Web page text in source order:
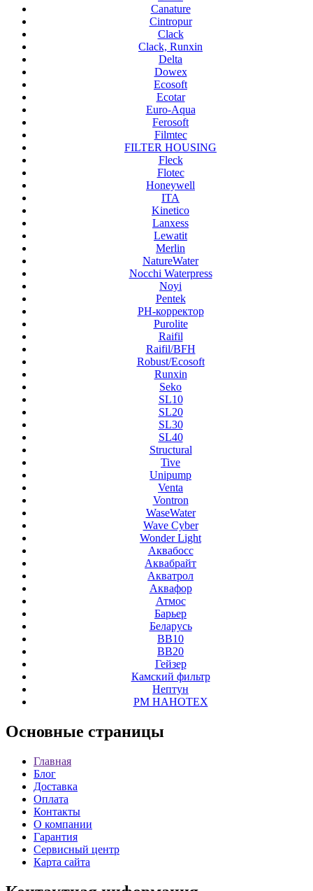
Canature
Cintropur
Clack
Clack, Runxin
Delta
Dowex
Ecosoft
Ecotar
Euro-Aqua
Ferosoft
Filmtec
FILTER HOUSING
Fleck
Flotec
Honeywell
ITA
Kinetico
Lanxess
Lewatit
Merlin
NatureWater
Nocchi Waterpress
Noyi
Pentek
PH-корректор
Purolite
Raifil
Raifil/BFH
Robust/Ecosoft
Runxin
Seko
SL10
SL20
SL30
SL40
Structural
Tive
Unipump
Venta
Vontron
WaseWater
Wave Cyber
Wonder Light
Аквабосс
Аквабрайт
Акватрол
Аквафор
Атмос
Барьер
Беларусь
ВВ10
ВВ20
Гейзер
Камский фильтр
Нептун
РМ НАНОТЕХ
Основные страницы
Главная
Блог
Доставка
Оплата
Контакты
О компании
Гарантия
Сервисный центр
Карта сайта